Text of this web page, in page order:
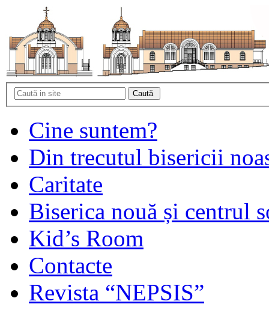
Cine suntem?
Din trecutul bisericii
Caritate
Biserica nouă și centrul
Kid’s Room
Contacte
Revista “NEPSIS”